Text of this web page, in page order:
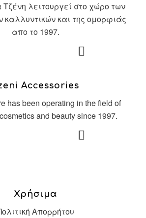
λειτουργεί στο χώρο των
καλλυντικών και της ομορφιάς
απο το 1997.
Accessories
has been operating in the field of
and beauty since 1997.
Χρήσιμα
Απορρήτου